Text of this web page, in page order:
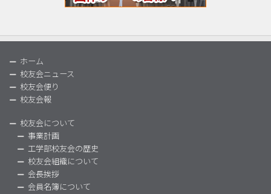
ホーム
校友会ニュース
校友会便り
校友会報
校友会について
事業計画
工学部校友会の歴史
校友会組織について
会長挨拶
会員名簿について